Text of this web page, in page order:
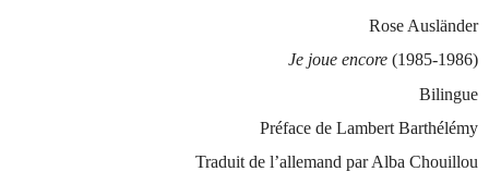
Rose Ausländer
Je joue encore(1985-1986)
Bilingue
Préface de Lambert Barthélémy
Traduit de l’allemand par Alba Chouillou